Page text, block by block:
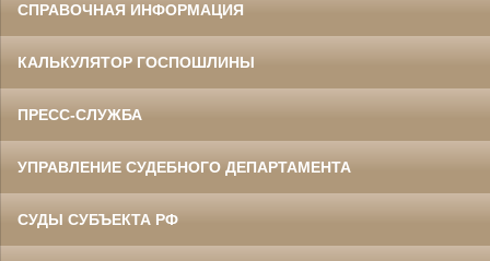
СПРАВОЧНАЯ ИНФОРМАЦИЯ
КАЛЬКУЛЯТОР ГОСПОШЛИНЫ
ПРЕСС-СЛУЖБА
УПРАВЛЕНИЕ СУДЕБНОГО ДЕПАРТАМЕНТА
СУДЫ СУБЪЕКТА РФ